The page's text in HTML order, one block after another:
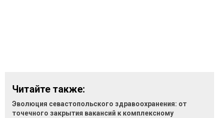
Читайте также:
Эволюция севастопольского здравоохранения: от
точечного закрытия вакансий к комплексному